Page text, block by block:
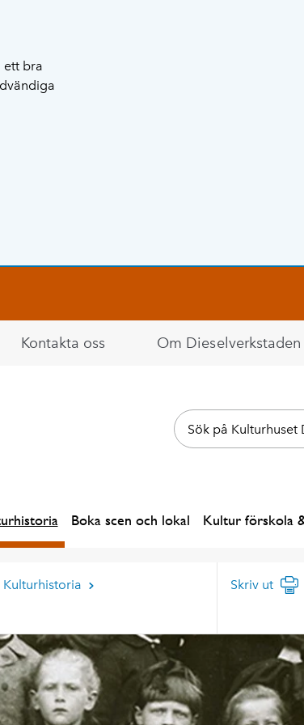
ett bra
Kontakta oss Om Dieselverkstaden
Boka scen och lokal Kultur förskola
Kulturhistoria Skriv ut